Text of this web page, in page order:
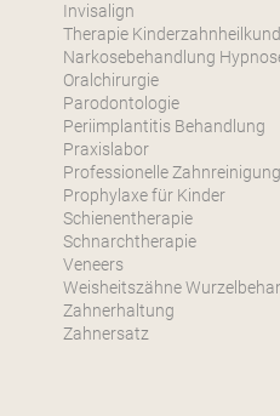
Invisalign
Therapie
Narkosebehandlung
Oralchirurgie
Parodontologie
Periimplantitis Behandlung
Praxislabor
Professionelle Zahnreinigung
Prophylaxe für Kinder
Schienentherapie
Schnarchtherapie
Veneers
Weisheitszähne
Zahnerhaltung
Zahnersatz